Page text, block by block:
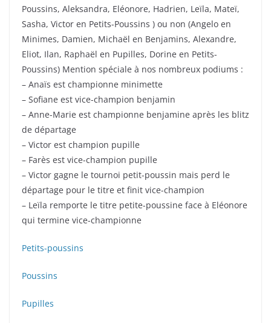
Poussins, Aleksandra, Eléonore, Hadrien, Leïla, Mateï,
Sasha, Victor en Petits-Poussins ) ou non (Angelo en
Minimes, Damien, Michaël en Benjamins, Alexandre,
Eliot, Ilan, Raphaël en Pupilles, Dorine en Petits-
Poussins) Mention spéciale à nos nombreux podiums :
– Anaïs est championne minimette
– Sofiane est vice-champion benjamin
– Anne-Marie est championne benjamine après les blitz
de départage
– Victor est champion pupille
– Farès est vice-champion pupille
– Victor gagne le tournoi petit-poussin mais perd le
départage pour le titre et finit vice-champion
– Leïla remporte le titre petite-poussine face à Eléonore
qui termine vice-championne
Petits-poussins
Poussins
Pupilles